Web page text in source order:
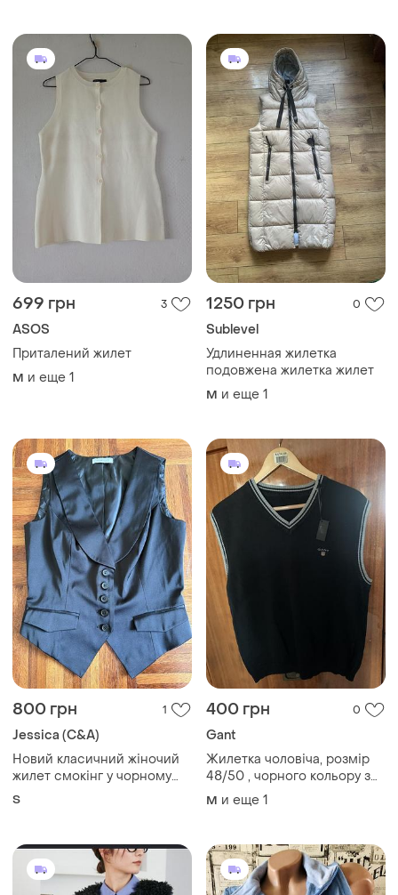
699 грн 3
ASOS
Приталений жилет
M и еще 1
1250 грн 0
Sublevel
Удлиненная жилетка
подовжена жилетка жилет
M и еще 1
800 грн 1
Jessica (C&A)
Новий класичний жіночий
жилет смокінг у чорному
кольорі jessica london з
німеччина 🇩🇪
S
400 грн 0
Gant
Жилетка чоловіча, розмір
48/50 , чорного кольору з
сірою смужкою.
M и еще 1